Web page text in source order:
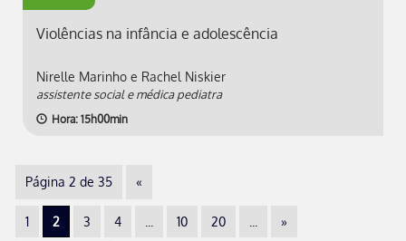
Violências na infância e adolescência
Nirelle Marinho e Rachel Niskier
assistente social e médica pediatra
Hora: 15h00min
Página 2 de 35 «
1 2 3 4 10 20 »